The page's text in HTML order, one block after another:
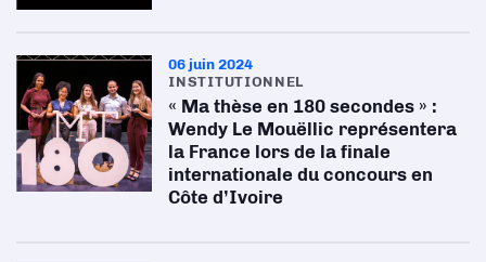
06 juin 2024
INSTITUTIONNEL
« Ma thèse en 180 secondes » :
Wendy Le Mouëllic représentera
la France lors de la finale
internationale du concours en
Côte d’Ivoire